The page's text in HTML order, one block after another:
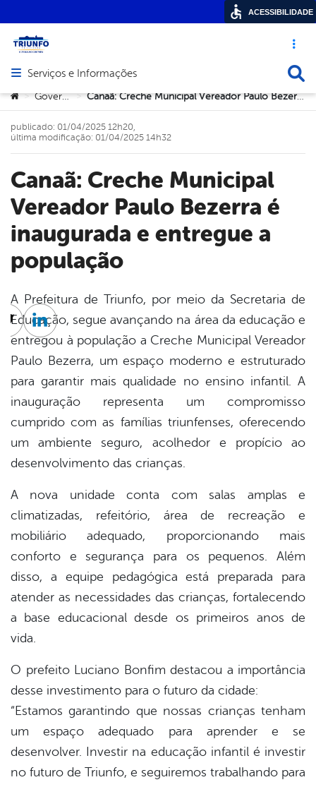
Acesso
Abrir menu principal de navegação
Serviços e Informações
Você está aqui:
> Governo > Canaã: Creche Municipal Vereador Paulo Bezerra é inaugurada e entregue a população
Canaã: Creche Municipal
Vereador Paulo Bezerra é
inaugurada e entregue a
população
publicado: 01/04/2025 12h20,
última modificação: 01/04/2025 14h32
A Prefeitura de Triunfo, por meio da Secretaria de
Educação, segue avançando na área da educação e
entregou à população a Creche Municipal Vereador
Paulo Bezerra, um espaço moderno e estruturado
para garantir mais qualidade no ensino infantil. A
inauguração representa um compromisso
cumprido com as famílias triunfenses, oferecendo
um ambiente seguro, acolhedor e propício ao
desenvolvimento das crianças.
A nova unidade conta com salas amplas e
climatizadas, refeitório, área de recreação e
mobiliário adequado, proporcionando mais
conforto e segurança para os pequenos. Além
disso, a equipe pedagógica está preparada para
atender as necessidades das crianças, fortalecendo
a base educacional desde os primeiros anos de
vida.
O prefeito Luciano Bonfim destacou a importância
desse investimento para o futuro da cidade:
“Estamos garantindo que nossas crianças tenham
um espaço adequado para aprender e se
desenvolver. Investir na educação infantil é investir
no futuro de Triunfo, e seguiremos trabalhando para
Twitter
Linkedin
ACESSIBILIDADE